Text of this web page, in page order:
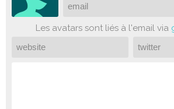
Les avatars sont liés à l'email via